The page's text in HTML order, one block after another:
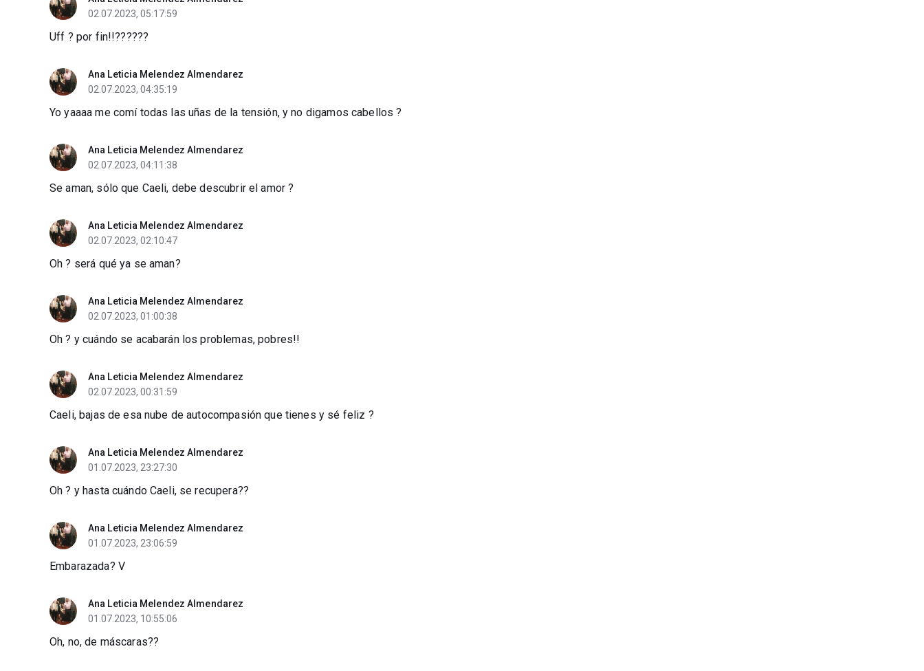
02.07.2023, 05:17:59
Uff ? por fin!!??????
Ana Leticia Melendez Almendarez
02.07.2023, 04:35:19
Yo yaaaa me comí todas las uñas de la tensión, y no digamos cabellos ?
Ana Leticia Melendez Almendarez
02.07.2023, 04:11:38
Se aman, sólo que Caeli, debe descubrir el amor ?
Ana Leticia Melendez Almendarez
02.07.2023, 02:10:47
Oh ? será qué ya se aman?
Ana Leticia Melendez Almendarez
02.07.2023, 01:00:38
Oh ? y cuándo se acabarán los problemas, pobres!!
Ana Leticia Melendez Almendarez
02.07.2023, 00:31:59
Caeli, bajas de esa nube de autocompasión que tienes y sé feliz ?
Ana Leticia Melendez Almendarez
01.07.2023, 23:27:30
Oh ? y hasta cuándo Caeli, se recupera??
Ana Leticia Melendez Almendarez
01.07.2023, 23:06:59
Embarazada? V
Ana Leticia Melendez Almendarez
01.07.2023, 10:55:06
Oh, no, de máscaras??